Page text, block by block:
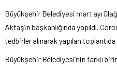
Büyükşehir Belediyesi mart ayı
Aktaş’ın başkanlığında yapıldı.
tedbirler alınarak yapılan toplantıda
Büyükşehir Belediyesi’nin farklı